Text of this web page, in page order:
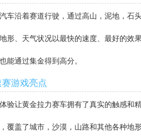
车沿着赛道行驶，通过高山，泥地，石
形、天气状况以最快的速度、最好的效
能通过集金得到高分。
游戏亮点
验让黄金拉力赛车拥有了真实的触感和
覆盖了城市，沙漠，山路和其他各种地